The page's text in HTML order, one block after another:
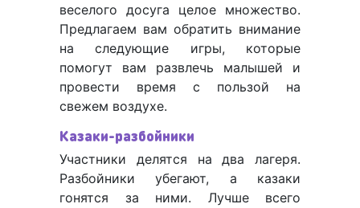
веселого досуга целое множество.
Предлагаем вам обратить внимание
на следующие игры, которые
помогут вам развлечь малышей и
провести время с пользой на
свежем воздухе.
Казаки-разбойники
Участники делятся на два лагеря.
Разбойники убегают, а казаки
гонятся за ними. Лучше всего